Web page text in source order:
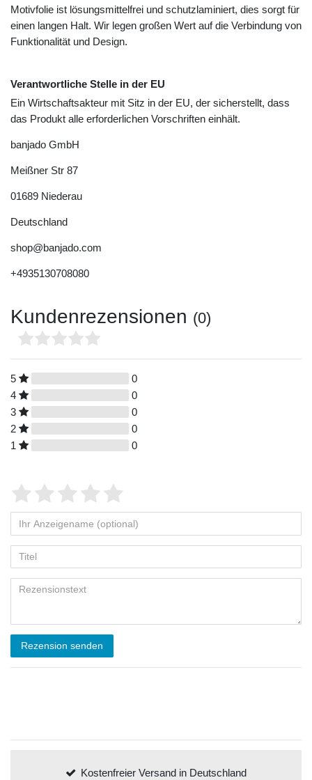
Motivfolie ist lösungsmittelfrei und schutzlaminiert, dies sorgt für
einen langen Halt. Wir legen großen Wert auf die Verbindung von
Funktionalität und Design.
Verantwortliche Stelle in der EU
Ein Wirtschaftsakteur mit Sitz in der EU, der sicherstellt, dass
das Produkt alle erforderlichen Vorschriften einhält.
banjado GmbH
Meißner Str 87
01689 Niederau
Deutschland
shop@banjado.com
+4935130708080
Kundenrezensionen (0)
5
0
4
0
3
0
2
0
1
0
Rezension senden
Kostenfreier Versand in Deutschland